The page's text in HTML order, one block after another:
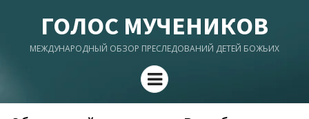
ГОЛОС МУЧЕНИКОВ
МЕЖДУНАРОДНЫЙ ОБЗОР ПРЕСЛЕДОВАНИЙ ДЕТЕЙ БОЖЬИХ
Menu